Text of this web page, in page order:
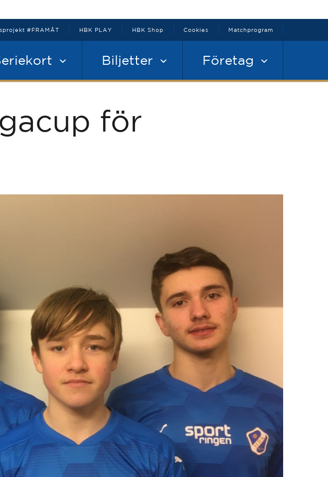
Biljetter Företag
#FRAMÅT HBK PLAY HBK Shop Cookies Matchprogram
för